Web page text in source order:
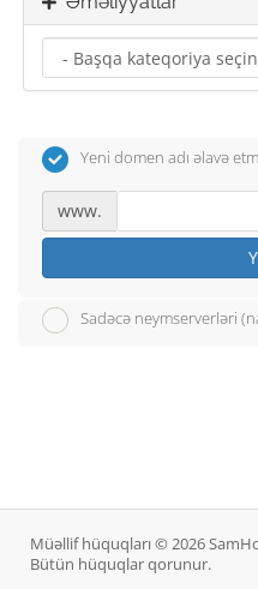
Yeni domen adı əlavə
www.
Sadəcə neymserverləri
Müəllif hüquqları © 2026
Bütün hüquqlar qorunur.